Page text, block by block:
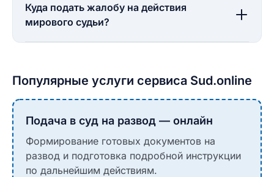
Куда подать жалобу на действия
мирового судьи?
Популярные услуги сервиса Sud.online
Подача в суд на развод — онлайн
Формирование готовых документов на
развод и подготовка подробной инструкции
по дальнейшим действиям.